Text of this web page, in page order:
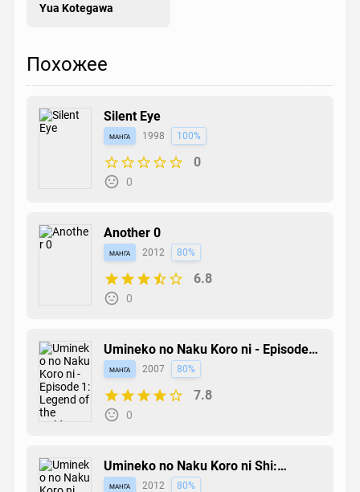
Yua Kotegawa
Похожее
Silent Eye
манга 1998 100%
0
0
Another 0
манга 2012 80%
6.8
0
Umineko no Naku Koro ni - Episode
1: Legend of the Golden Witch
манга 2007 80%
7.8
0
Umineko no Naku Koro ni Shi:
Forgery of the Purple Logic
манга 2012 80%